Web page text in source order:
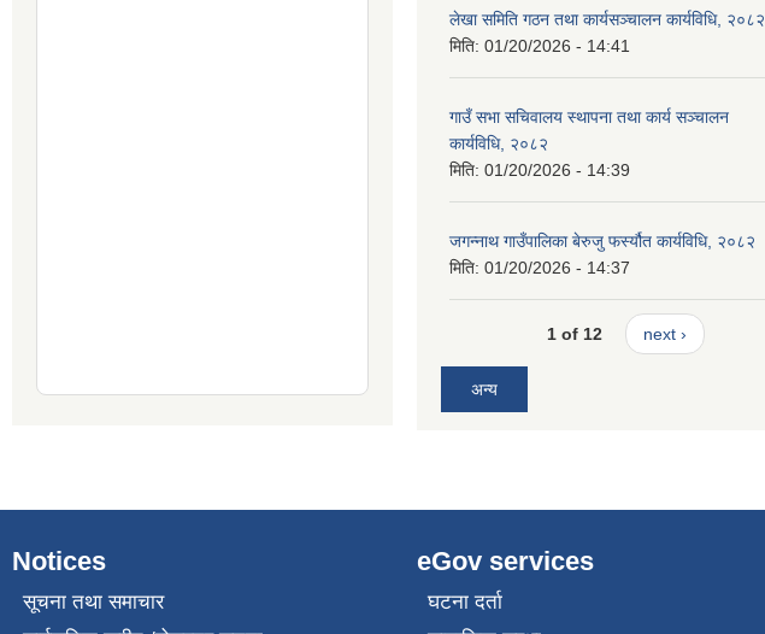
लेखा समिति गठन तथा कार्यसञ्चालन कार्यविधि, २०८२
मिति: 01/20/2026 - 14:41
गाउँ सभा सचिवालय स्थापना तथा कार्य सञ्चालन
कार्यविधि, २०८२
मिति: 01/20/2026 - 14:39
जगन्नाथ गाउँपालिका बेरुजु फर्स्यौत कार्यविधि, २०८२
मिति: 01/20/2026 - 14:37
1 of 12 next ›
अन्य
Notices
सूचना तथा समाचार
eGov services
घटना दर्ता